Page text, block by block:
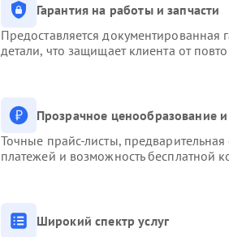
Гарантия на работы и запчасти
Предоставляется
детали, что защищает клиента от
Прозрачное ценообразование
Точные прайс-листы,
платежей и возможность бесплатной
Широкий спектр услуг